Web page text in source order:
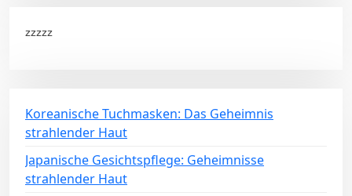
zzzzz
Koreanische Tuchmasken: Das Geheimnis
strahlender Haut
Japanische Gesichtspflege: Geheimnisse
strahlender Haut